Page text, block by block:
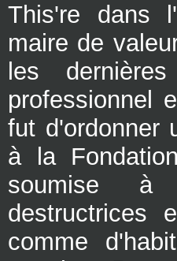
This're dans
maire de
les
professionnel
fut d'ordonner
à la
soumise à
destructrices
comme